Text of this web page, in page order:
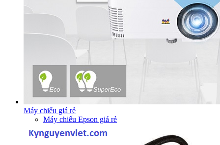
Máy chiếu giá rẻ
Máy chiếu Epson giá rẻ